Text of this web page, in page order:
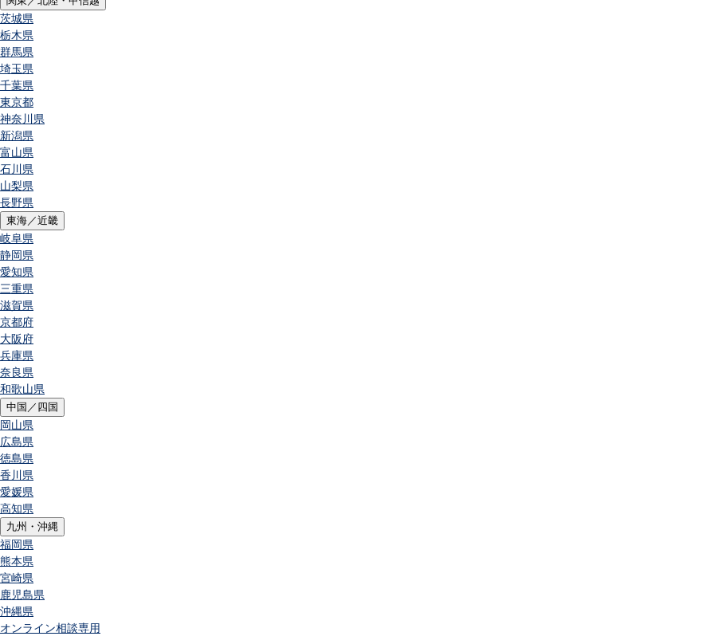
茨城県
栃木県
群馬県
埼玉県
千葉県
東京都
神奈川県
新潟県
富山県
石川県
山梨県
長野県
東海／近畿
岐阜県
静岡県
愛知県
三重県
滋賀県
京都府
大阪府
兵庫県
奈良県
和歌山県
中国／四国
岡山県
広島県
徳島県
香川県
愛媛県
高知県
九州・沖縄
福岡県
熊本県
宮崎県
鹿児島県
沖縄県
オンライン相談専用